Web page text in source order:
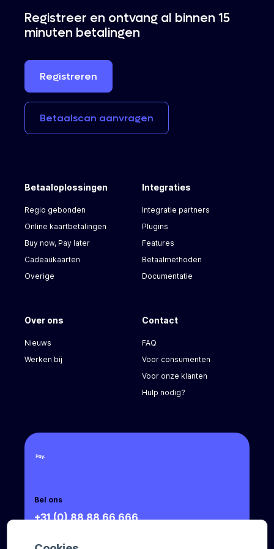
Bel ons
+31 (0) 88 88 66 666
Registreer en ontvang al binnen 15
minuten betalingen
Registreren
Betaalscan aanvragen
Betaaloplossingen
Regio gebonden
Online kaartbetalingen
Buy now, Pay later
Cadeaukaarten
Overige
Integraties
Integratie partners
Plugins
Features
Betaalmethoden
Documentatie
Over ons
Nieuws
Werken bij
Contact
FAQ
Voor consumenten
Voor onze klanten
Hulp nodig?